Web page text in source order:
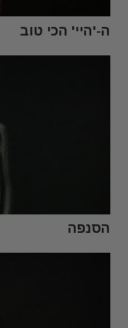
ה-'היי' הכי טוב
הסנפה